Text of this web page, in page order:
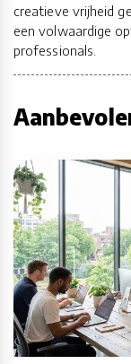
creatieve vrijheid
een volwaardige
professionals.